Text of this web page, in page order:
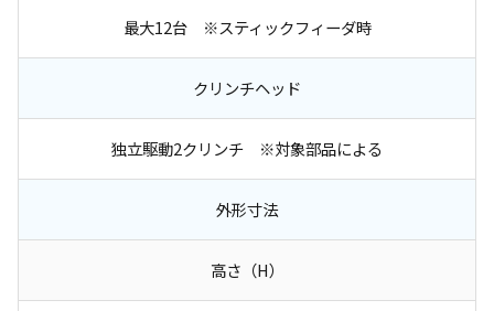
最大12台 ※スティックフィーダ時
クリンチヘッド
独立駆動2クリンチ ※対象部品による
外形寸法
高さ（H）